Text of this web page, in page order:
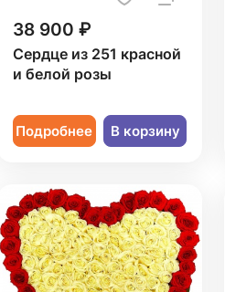
38 900 ₽
Сердце из 251 красной
и белой розы
Подробнее В корзину